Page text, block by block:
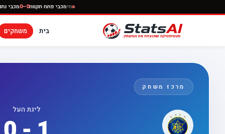
חימכבי פתח תקווה0–0
בית משחקים
מרכז משחק
ליגת העל